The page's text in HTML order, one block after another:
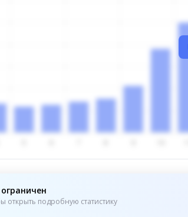
открыть подробную статистику